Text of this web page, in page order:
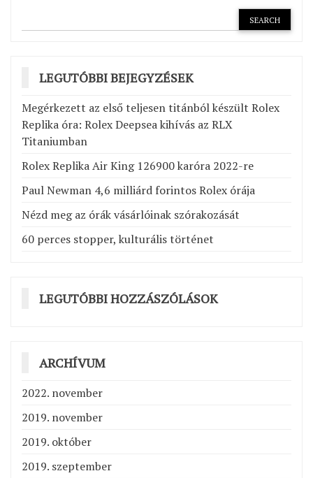
LEGUTÓBBI BEJEGYZÉSEK
Megérkezett az első teljesen titánból készült Rolex
Replika óra: Rolex Deepsea kihívás az RLX
Titaniumban
Rolex Replika Air King 126900 karóra 2022-re
Paul Newman 4,6 milliárd forintos Rolex órája
Nézd meg az órák vásárlóinak szórakozását
60 perces stopper, kulturális történet
LEGUTÓBBI HOZZÁSZÓLÁSOK
ARCHÍVUM
2022. november
2019. november
2019. október
2019. szeptember